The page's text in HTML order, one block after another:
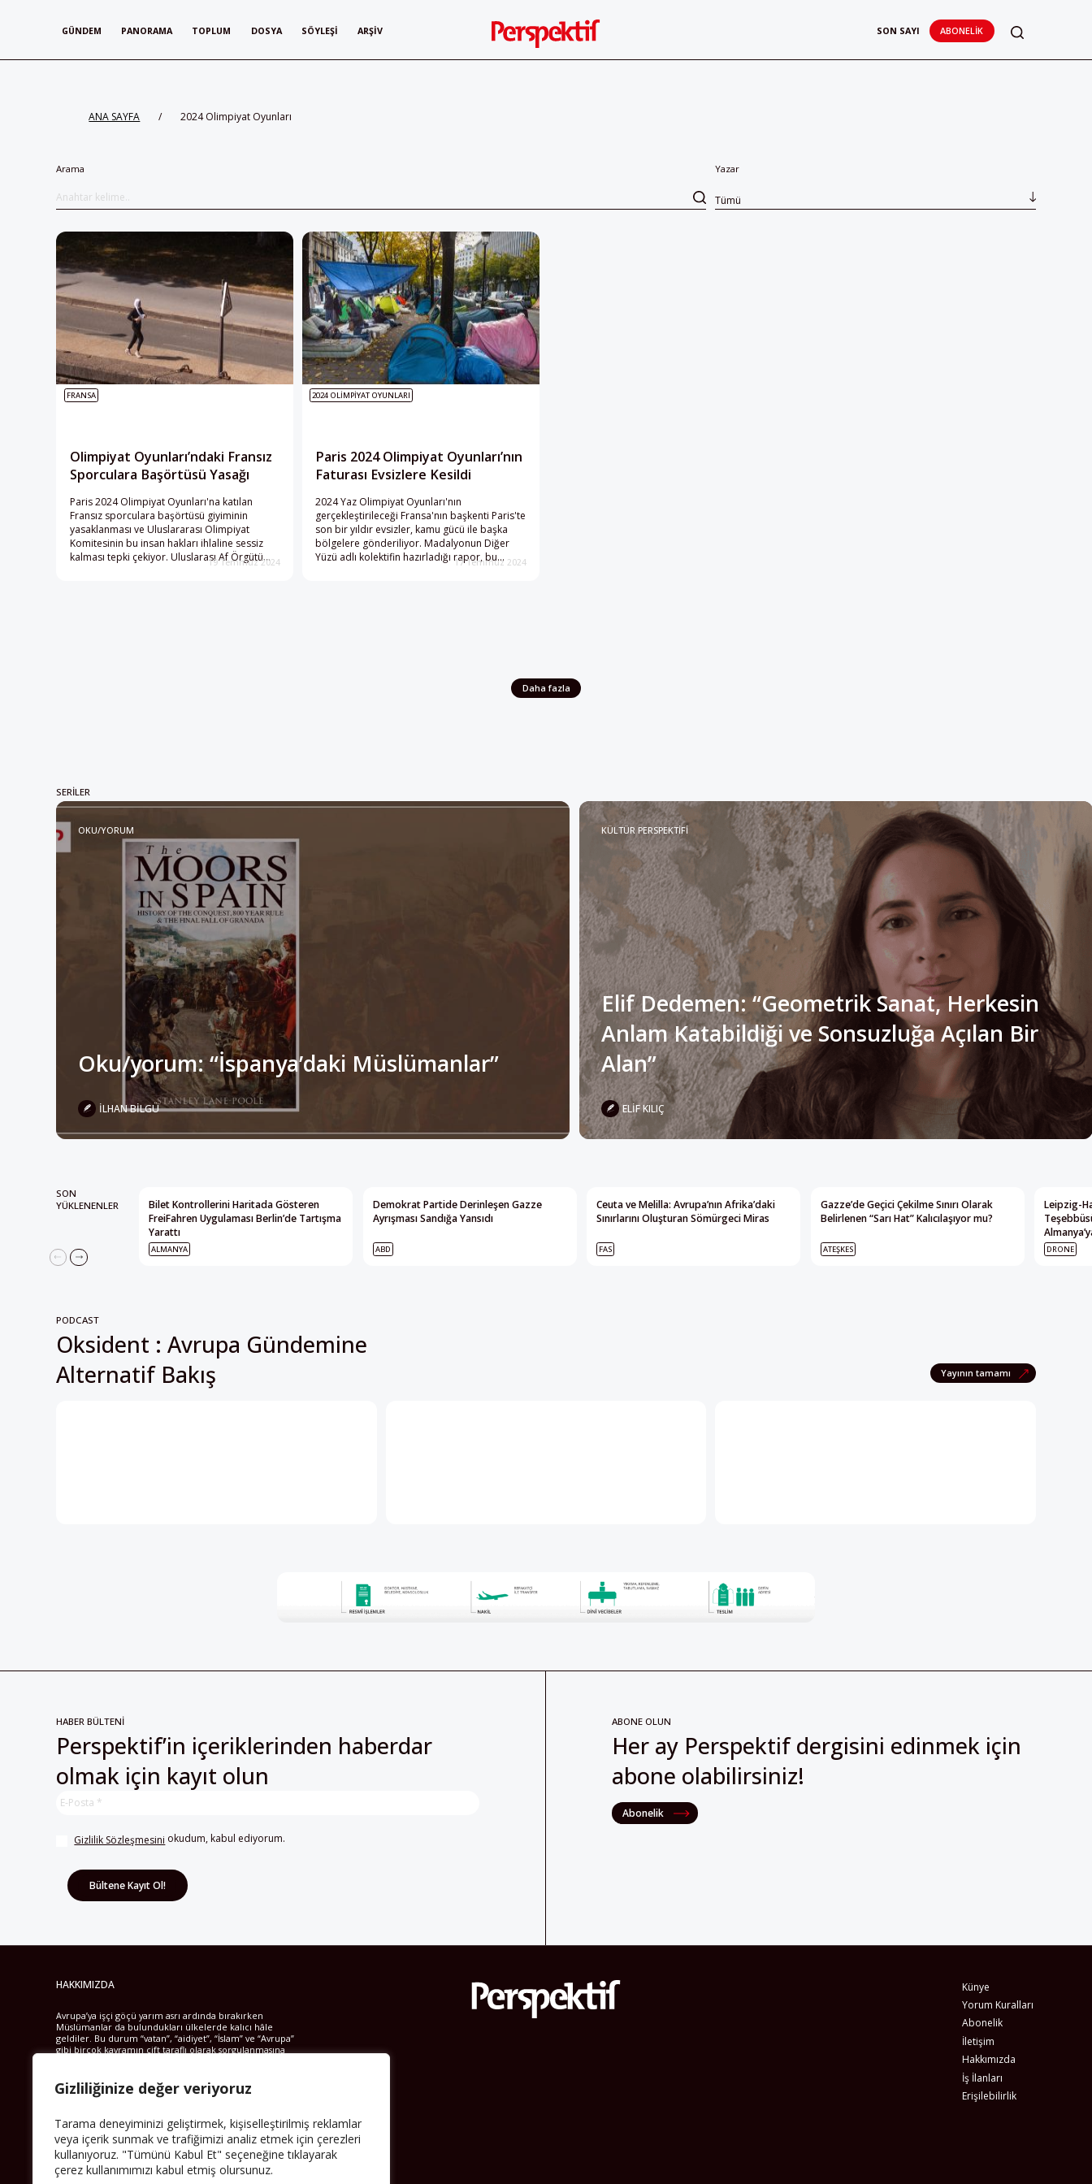
Gizliliğinize değer veriyoruz
Tarama deneyiminizi geliştirmek, kişiselleştirilmiş reklamlar
veya içerik sunmak ve trafiğimizi analiz etmek için çerezleri
kullanıyoruz. "Tümünü Kabul Et" seçeneğine tıklayarak
çerez kullanımımızı kabul etmiş olursunuz.
GÜNDEM PANORAMA TOPLUM DOSYA SÖYLEŞI ARŞIV SON SAYI ABONELIK
ANA SAYFA / 2024 Olimpiyat Oyunları
Arama Yazar
Tümü
Olimpiyat Oyunları’ndaki Fransız
Sporculara Başörtüsü Yasağı
Paris 2024 Olimpiyat Oyunları'na katılan
Fransız sporculara başörtüsü giyiminin
yasaklanması ve Uluslararası Olimpiyat
Komitesinin bu insan hakları ihlaline sessiz
kalması tepki çekiyor. Uluslarası Af Örgütü
FRANSA
19 Temmuz 2024
Paris 2024 Olimpiyat Oyunları’nın
Faturası Evsizlere Kesildi
2024 Yaz Olimpiyat Oyunları'nın
gerçekleştirileceği Fransa'nın başkenti Paris'te
son bir yıldır evsizler, kamu gücü ile başka
bölgelere gönderiliyor. Madalyonun Diğer
Yüzü adlı kolektifin hazırladığı rapor, bu
2024 OLIMPIYAT OYUNLARI
17 Temmuz 2024
Daha fazla
SERILER
OKU/YORUM
Oku/yorum: “İspanya’daki Müslümanlar”
İLHAN BILGÜ
KÜLTÜR PERSPEKTİFİ
Elif Dedemen: “Geometrik Sanat, Herkesin
Anlam Katabildiği ve Sonsuzluğa Açılan Bir
Alan”
ELIF KILIÇ
SON
YÜKLENENLER
Bilet Kontrollerini Haritada Gösteren
FreiFahren Uygulaması Berlin’de Tartışma
Yarattı
ALMANYA
Demokrat Partide Derinleşen Gazze
Ayrışması Sandığa Yansıdı
ABD
Ceuta ve Melilla: Avrupa’nın Afrika’daki
Sınırlarını Oluşturan Sömürgeci Miras
FAS
Gazze’de Geçici Çekilme Sınırı Olarak
Belirlenen “Sarı Hat” Kalıcılaşıyor mu?
ATEŞKES
Leipzig-
DRONE
PODCAST
Oksident : Avrupa Gündemine
Alternatif Bakış
Yayının tamamı
HABER BÜLTENİ
Perspektif’in içeriklerinden haberdar
olmak için kayıt olun
Gizlilik Sözleşmesini okudum, kabul ediyorum.
ABONE OLUN
Her ay Perspektif dergisini edinmek için
abone olabilirsiniz!
Abonelik
HAKKIMIZDA
Avrupa’ya işçi göçü yarım asrı ardında bırakırken
Müslümanlar da bulundukları ülkelerde kalıcı hâle
geldiler. Bu durum “vatan”, “aidiyet”, “İslam” ve “Avrupa”
gibi birçok kavramın çift taraflı olarak sorgulanmasına
de Müslümanlar için yeni sorulara da kapı araladı.
Künye
Yorum Kuralları
Abonelik
İletişim
Hakkımızda
İş İlanları
Erişilebilirlik